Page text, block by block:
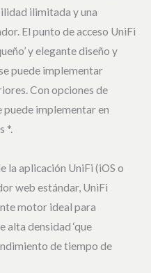
ilimitada y una
El punto de acceso UniFi
y elegante diseño y
puede implementar
Con opciones de
puede implementar en
*.
la aplicación UniFi (iOS o
web estándar, UniFi
motor ideal para
alta densidad ‘que
de tiempo de